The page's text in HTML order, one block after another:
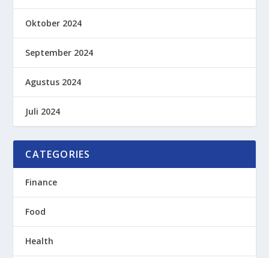
Oktober 2024
September 2024
Agustus 2024
Juli 2024
CATEGORIES
Finance
Food
Health